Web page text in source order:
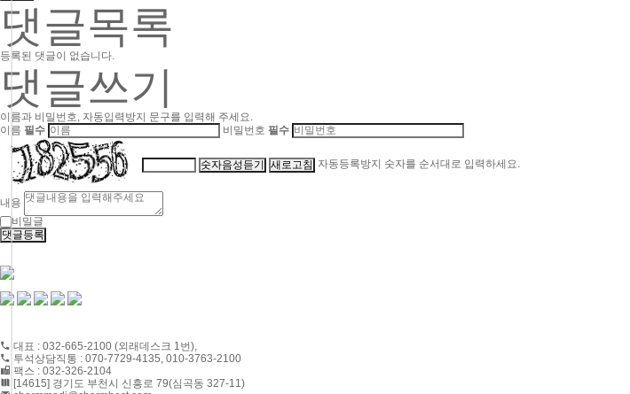
댓글목록
등록된 댓글이 없습니다.
댓글쓰기
이름과 비밀번호, 자동입력방지 문구를 입력해 주세요.
이름 필수 비밀번호 필수
숫자음성듣기 새로고침 자동등록방지 숫자를 순서대로 입력하세요.
내용
비밀글
댓글등록
대표 : 032-665-2100 (외래데스크 1번),
투석상담직통 : 070-7729-4135, 010-3763-2100
팩스 : 032-326-2104
[14615] 경기도 부천시 신흥로 79(심곡동 327-11)